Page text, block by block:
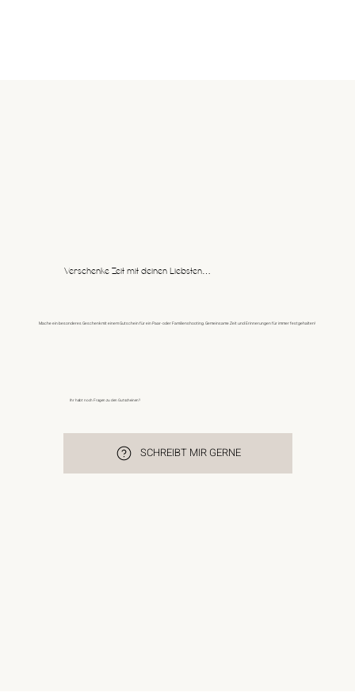
Verschenke Zeit mit deinen Liebsten…
Mache ein besonderes Geschenk mit einem Gutschein für ein Paar- oder Familienshooting. Gemeinsame Zeit und Erinnerungen für immer festgehalten!
SCHREIBT MIR GERNE
Ihr habt noch Fragen zu den Gutscheinen?